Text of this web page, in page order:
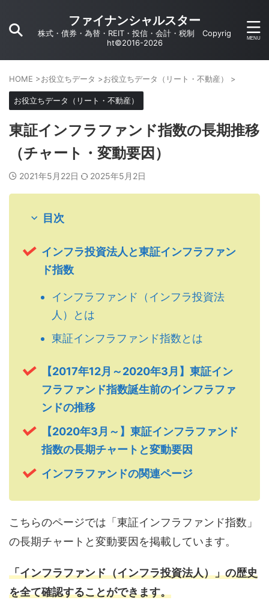
ファイナンシャルスター
株式・債券・為替・REIT・投信・会計・税制 Copyrig
ht©2016-2026
HOME >お役立ちデータ >お役立ちデータ（リート・不動産） >
お役立ちデータ（リート・不動産）
東証インフラファンド指数の長期推移
（チャート・変動要因）
2021年5月22日 2025年5月2日
目次
インフラ投資法人と東証インフラファン
ド指数
インフラファンド（インフラ投資法
人）とは
東証インフラファンド指数とは
【2017年12月～2020年3月】東証イン
フラファンド指数誕生前のインフラファ
ンドの推移
【2020年3月～】東証インフラファンド
指数の長期チャートと変動要因
インフラファンドの関連ページ
こちらのページでは「東証インフラファンド指数」
の長期チャートと変動要因を掲載しています。
「インフラファンド（インフラ投資法人）」の歴史
を全て確認することができます。